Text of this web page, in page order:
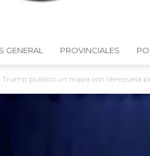
GENERAL PROVINCIALES
Trump publicó un mapa con Venezuela